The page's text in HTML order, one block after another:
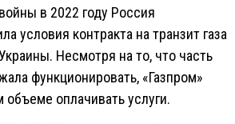
в 2022 году Россия
условия контракта на транзит газа
Несмотря на то, что часть
функционировать, «Газпром»
объеме оплачивать услуги.